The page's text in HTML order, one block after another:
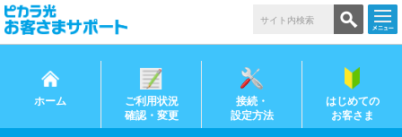
ホーム
ご利用状況
確認・変更
接続・
設定方法
はじめての
お客さま